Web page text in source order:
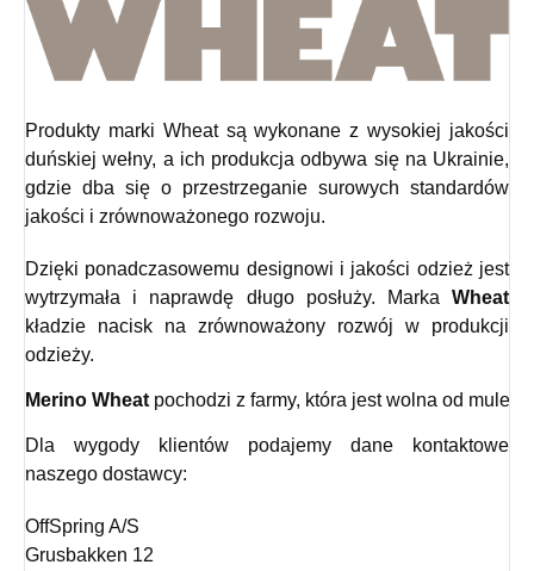
Produkty marki Wheat są wykonane z wysokiej jakości
duńskiej wełny, a ich produkcja odbywa się na Ukrainie,
gdzie dba się o przestrzeganie surowych standardów
jakości i zrównoważonego rozwoju.
Dzięki ponadczasowemu designowi i jakości odzież jest
wytrzymała i naprawdę długo posłuży. Marka Wheat
kładzie nacisk na zrównoważony rozwój w produkcji
odzieży.
Merino Wheat pochodzi z farmy, która jest wolna od
Dla wygody klientów podajemy dane kontaktowe
naszego dostawcy:
OffSpring A/S
Grusbakken 12